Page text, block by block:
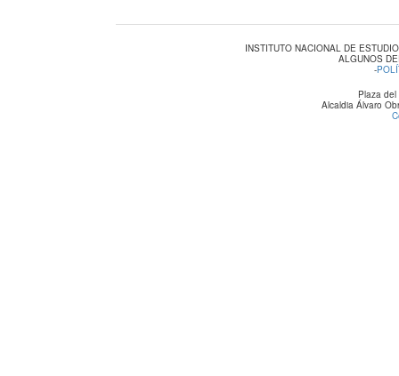
INSTITUTO NACIONAL DE
ALGUNOS
-
Plaza
Alcaldia Álvaro